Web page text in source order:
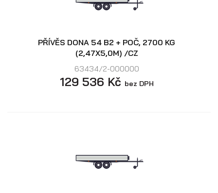
PŘÍVĚS DONA 54 B2 + POČ, 2700 KG
(2,47X5,0M) /CZ
63434/2-000000
129 536 Kč bez DPH